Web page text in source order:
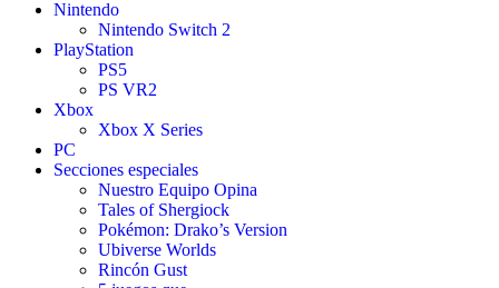
Nintendo
Nintendo Switch 2
PlayStation
PS5
PS VR2
Xbox
Xbox X Series
PC
Secciones especiales
Nuestro Equipo Opina
Tales of Shergiock
Pokémon: Drako’s Version
Ubiverse Worlds
Rincón Gust